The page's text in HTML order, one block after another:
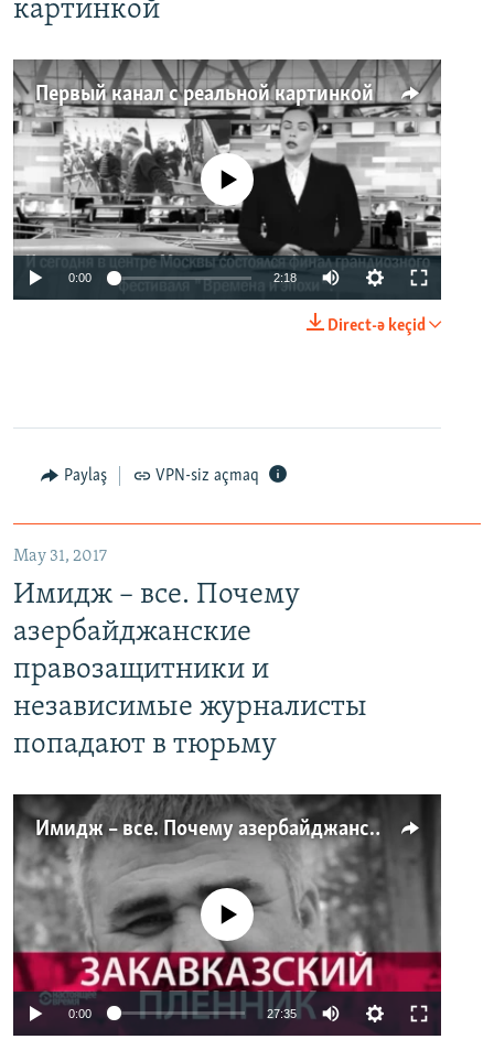
картинкой
Первый канал с реальной картинкой
No media source currently available
0:00 2:18
Direct-ə keçid
Paylaş VPN-siz açmaq
May 31, 2017
Имидж – все. Почему
азербайджанские
правозащитники и
независимые журналисты
попадают в тюрьму
Имидж – все. Почему азербайджанские правозащитники и независимые журналисты попадают в тюрьму
No media source currently available
0:00 27:35